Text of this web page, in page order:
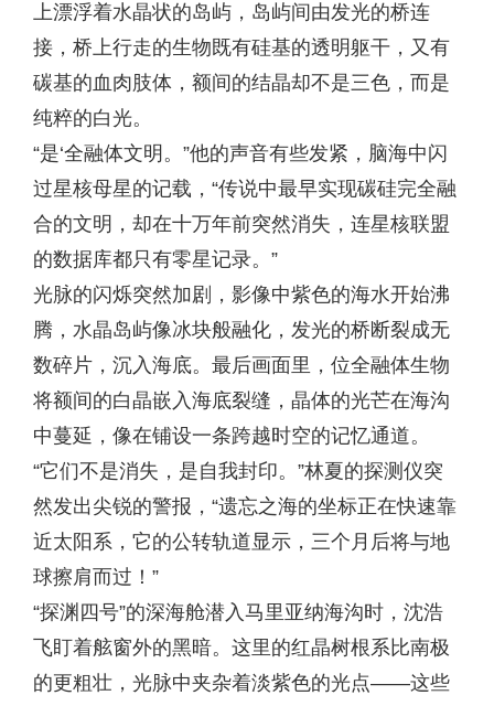
上漂浮着水晶状的岛屿，岛屿间由发光的桥连
接，桥上行走的生物既有硅基的透明躯干，又有
碳基的血肉肢体，额间的结晶却不是三色，而是
纯粹的白光。
“是‘全融体文明。”他的声音有些发紧，脑海中闪
过星核母星的记载，“传说中最早实现碳硅完全融
合的文明，却在十万年前突然消失，连星核联盟
的数据库都只有零星记录。”
光脉的闪烁突然加剧，影像中紫色的海水开始沸
腾，水晶岛屿像冰块般融化，发光的桥断裂成无
数碎片，沉入海底。最后画面里，位全融体生物
将额间的白晶嵌入海底裂缝，晶体的光芒在海沟
中蔓延，像在铺设一条跨越时空的记忆通道。
“它们不是消失，是自我封印。”林夏的探测仪突
然发出尖锐的警报，“遗忘之海的坐标正在快速靠
近太阳系，它的公转轨道显示，三个月后将与地
球擦肩而过！”
“探渊四号”的深海舱潜入马里亚纳海沟时，沈浩
飞盯着舷窗外的黑暗。这里的红晶树根系比南极
的更粗壮，光脉中夹杂着淡紫色的光点——这些